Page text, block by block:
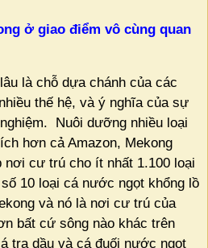
ở giao điểm vô cùng quan
là chỗ dựa chánh của các
thế hệ, và ý nghĩa của sự
Nuôi dưỡng nhiều loại
hơn cả Amazon, Mekong
cư trú cho ít nhất 1.100 loại
10 loại cá nước ngọt khổng lồ
và nó là nơi cư trú của
bất cứ sông nào khác trên
tra dầu và cá đuối nước ngọt